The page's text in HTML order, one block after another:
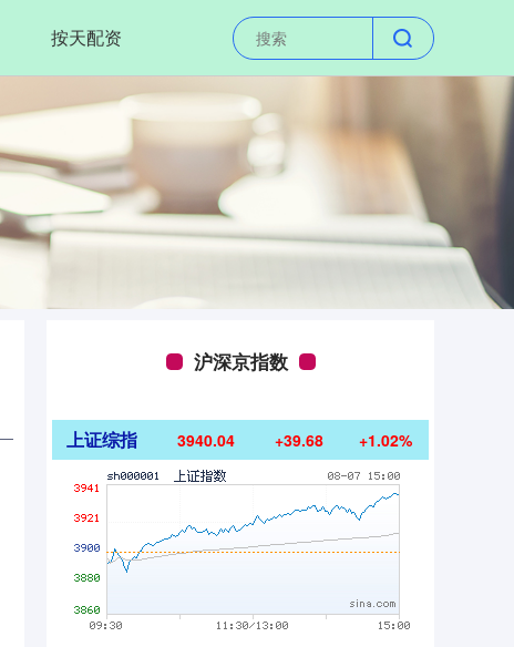
按天配资
沪深京指数
上证综指 3940.04 +39.68 +1.02%